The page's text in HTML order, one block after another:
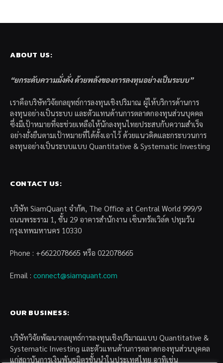
ABOUT US:
“ยกระดับความมั่งคั่ง ด้วยพลังของการลงทุนอย่างเป็นระบบ”
เราคือบริษัทวิจัยกลยุทธ์การลงทุนเชิงปริมาณ ผู้ให้บริการด้านการ
ลงทุนอย่างเป็นระบบ และตัวแทนด้านการตลาดกองทุนส่วนบุคคล
ซึ่งมีเป้าหมายที่จะช่วยเหลือให้นักลงทุนไทยประสบกับความสำเร็จ
อย่างยั่งยืนตามเป้าหมายที่ได้ตั้งเอาไว้ ด้วยแนวคิดและกระบวนการ
ลงทุนอย่างเป็นระบบแบบ Quantitative & Systematic Investing
CONTACT US:
บริษัท SiamQuant จำกัด, The Office at Central World 999/9
ถนนพระราม 1, ชั้น 29 อาคารสำนักงาน เซ็นทรัลเวิล์ด ปทุมวัน
กรุงเทพมหานคร 10330
Phone : +6622078665 หรือ 022078665
Email : connect@siamquant.com
OUR BUSINESS:
บริษัทวิจัยพัฒนากลยุทธ์การลงทุนเชิงปริมาณแบบ Quantitative &
Systematic Investing และตัวแทนด้านการตลาดกองทุนส่วนบุคคล
แก่สถาบันการเงินพันธมิตรชั้นนำในประเทศไทย อาทิเช่น